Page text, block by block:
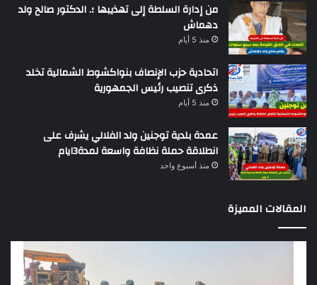
من إدارة السلطة إلى تهذيبها ؛. الدكتور صالح ولد
دهماش
منذ 5 أيام
اتحادية حزب الإنصاف بنواكشوط الشمالية تخلد
ذكرى تنصيب رئيس الجمهورية
منذ 5 أيام
عمدة بلدية توجنين ولد الفلالي يشرف على
انطلاقة حملة نظافة واسعة لمدة3ايام
منذ أسبوع واحد
المقالات المميزة